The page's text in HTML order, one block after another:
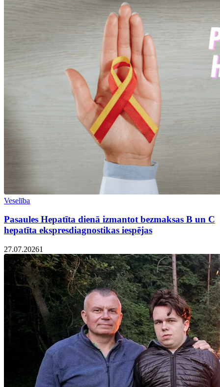
Veselība
Pasaules Hepatīta dienā izmantot bezmaksas B un C
hepatīta ekspresdiagnostikas iespējas
27.07.20261